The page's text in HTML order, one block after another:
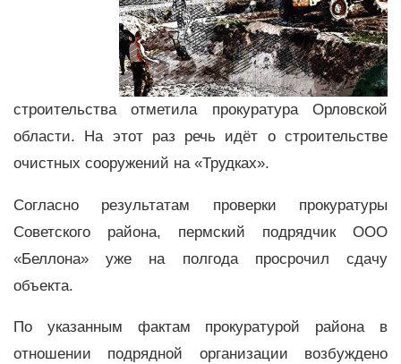
строительства отметила прокуратура Орловской
области. На этот раз речь идёт о строительстве
очистных сооружений на «Трудках».
Согласно результатам проверки прокуратуры
Советского района, пермский подрядчик ООО
«Беллона» уже на полгода просрочил сдачу
объекта.
По указанным фактам прокуратурой района в
отношении подрядной организации возбуждено